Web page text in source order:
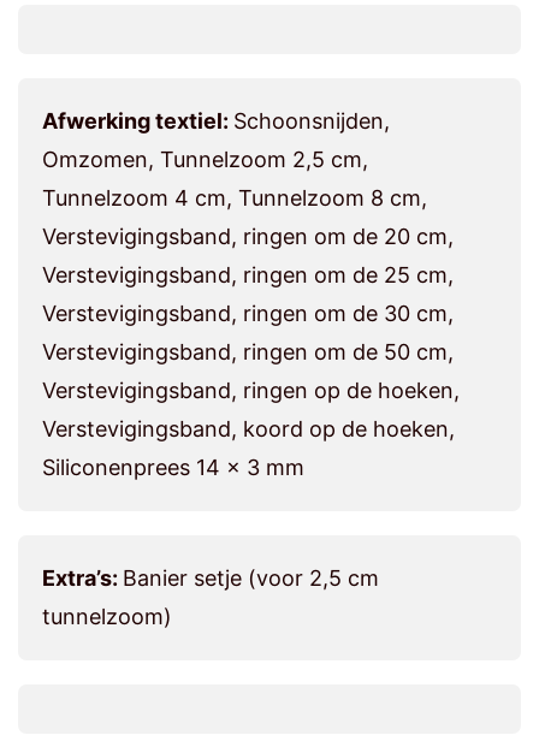
Afwerking textiel: Schoonsnijden,
Omzomen, Tunnelzoom 2,5 cm,
Tunnelzoom 4 cm, Tunnelzoom 8 cm,
Verstevigingsband, ringen om de 20 cm,
Verstevigingsband, ringen om de 25 cm,
Verstevigingsband, ringen om de 30 cm,
Verstevigingsband, ringen om de 50 cm,
Verstevigingsband, ringen op de hoeken,
Verstevigingsband, koord op de hoeken,
Siliconenprees 14 x 3 mm
Extra’s: Banier setje (voor 2,5 cm
tunnelzoom)